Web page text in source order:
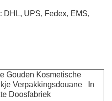
DHL, UPS, Fedex, EMS,
Gouden Kosmetische
Verpakkingsdouane In
Doosfabriek